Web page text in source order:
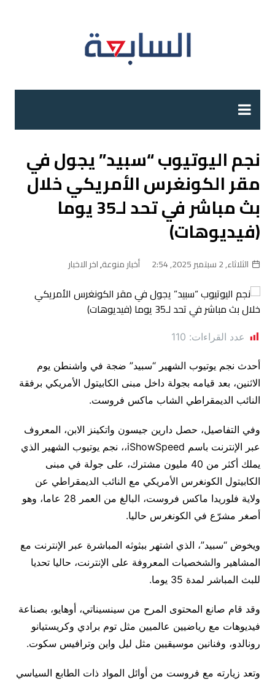
نجم اليوتيوب “سبيد” يجول في
مقر الكونغرس الأمريكي خلال
بث مباشر في تحد لـ35 يوما
(فيديوهات)
الثلاثاء, 2 سبتمبر 2025, 2:54 أخبار منوعة,اخر الاخبار
عدد القراءات: 110
أحدث نجم يوتيوب الشهير “سبيد” ضجة في واشنطن يوم
الاثنين، بعد قيامه بجولة داخل مبنى الكابيتول الأمريكي برفقة
النائب الديمقراطي الشاب ماكس فروست.
وفي التفاصيل، حصل دارين جيسون واتكينز الابن، المعروف
عبر الإنترنت باسم iShowSpeed،، نجم يوتيوب الشهير الذي
يملك أكثر من 40 مليون مشترك، على جولة في مبنى
الكابيتول الكونغرس الأمريكي مع النائب الديمقراطي عن
ولاية فلوريدا ماكس فروست، البالغ من العمر 28 عاما، وهو
أصغر مشرّع في الكونغرس حاليا.
ويخوض “سبيد”، الذي اشتهر ببثوثه المباشرة عبر الإنترنت مع
المشاهير والشخصيات المعروفة على الإنترنت، حاليا تحديا
للبث المباشر لمدة 35 يوما.
وقد قام صانع المحتوى المرح من سينسيناتي، أوهايو، بصناعة
فيديوهات مع رياضيين عالميين مثل توم برادي وكريستيانو
رونالدو، وفنانين موسيقيين مثل ليل واين وترافيس سكوت.
وتعد زيارته مع فروست من أوائل المواد ذات الطابع السياسي